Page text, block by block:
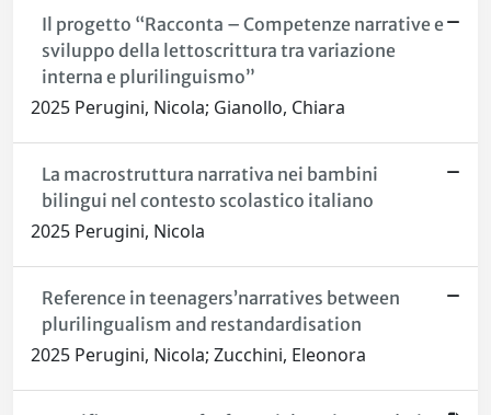
Il progetto “Racconta – Competenze narrative e
sviluppo della lettoscrittura tra variazione
interna e plurilinguismo”
2025 Perugini, Nicola; Gianollo, Chiara
La macrostruttura narrativa nei bambini
bilingui nel contesto scolastico italiano
2025 Perugini, Nicola
Reference in teenagers’narratives between
plurilingualism and restandardisation
2025 Perugini, Nicola; Zucchini, Eleonora